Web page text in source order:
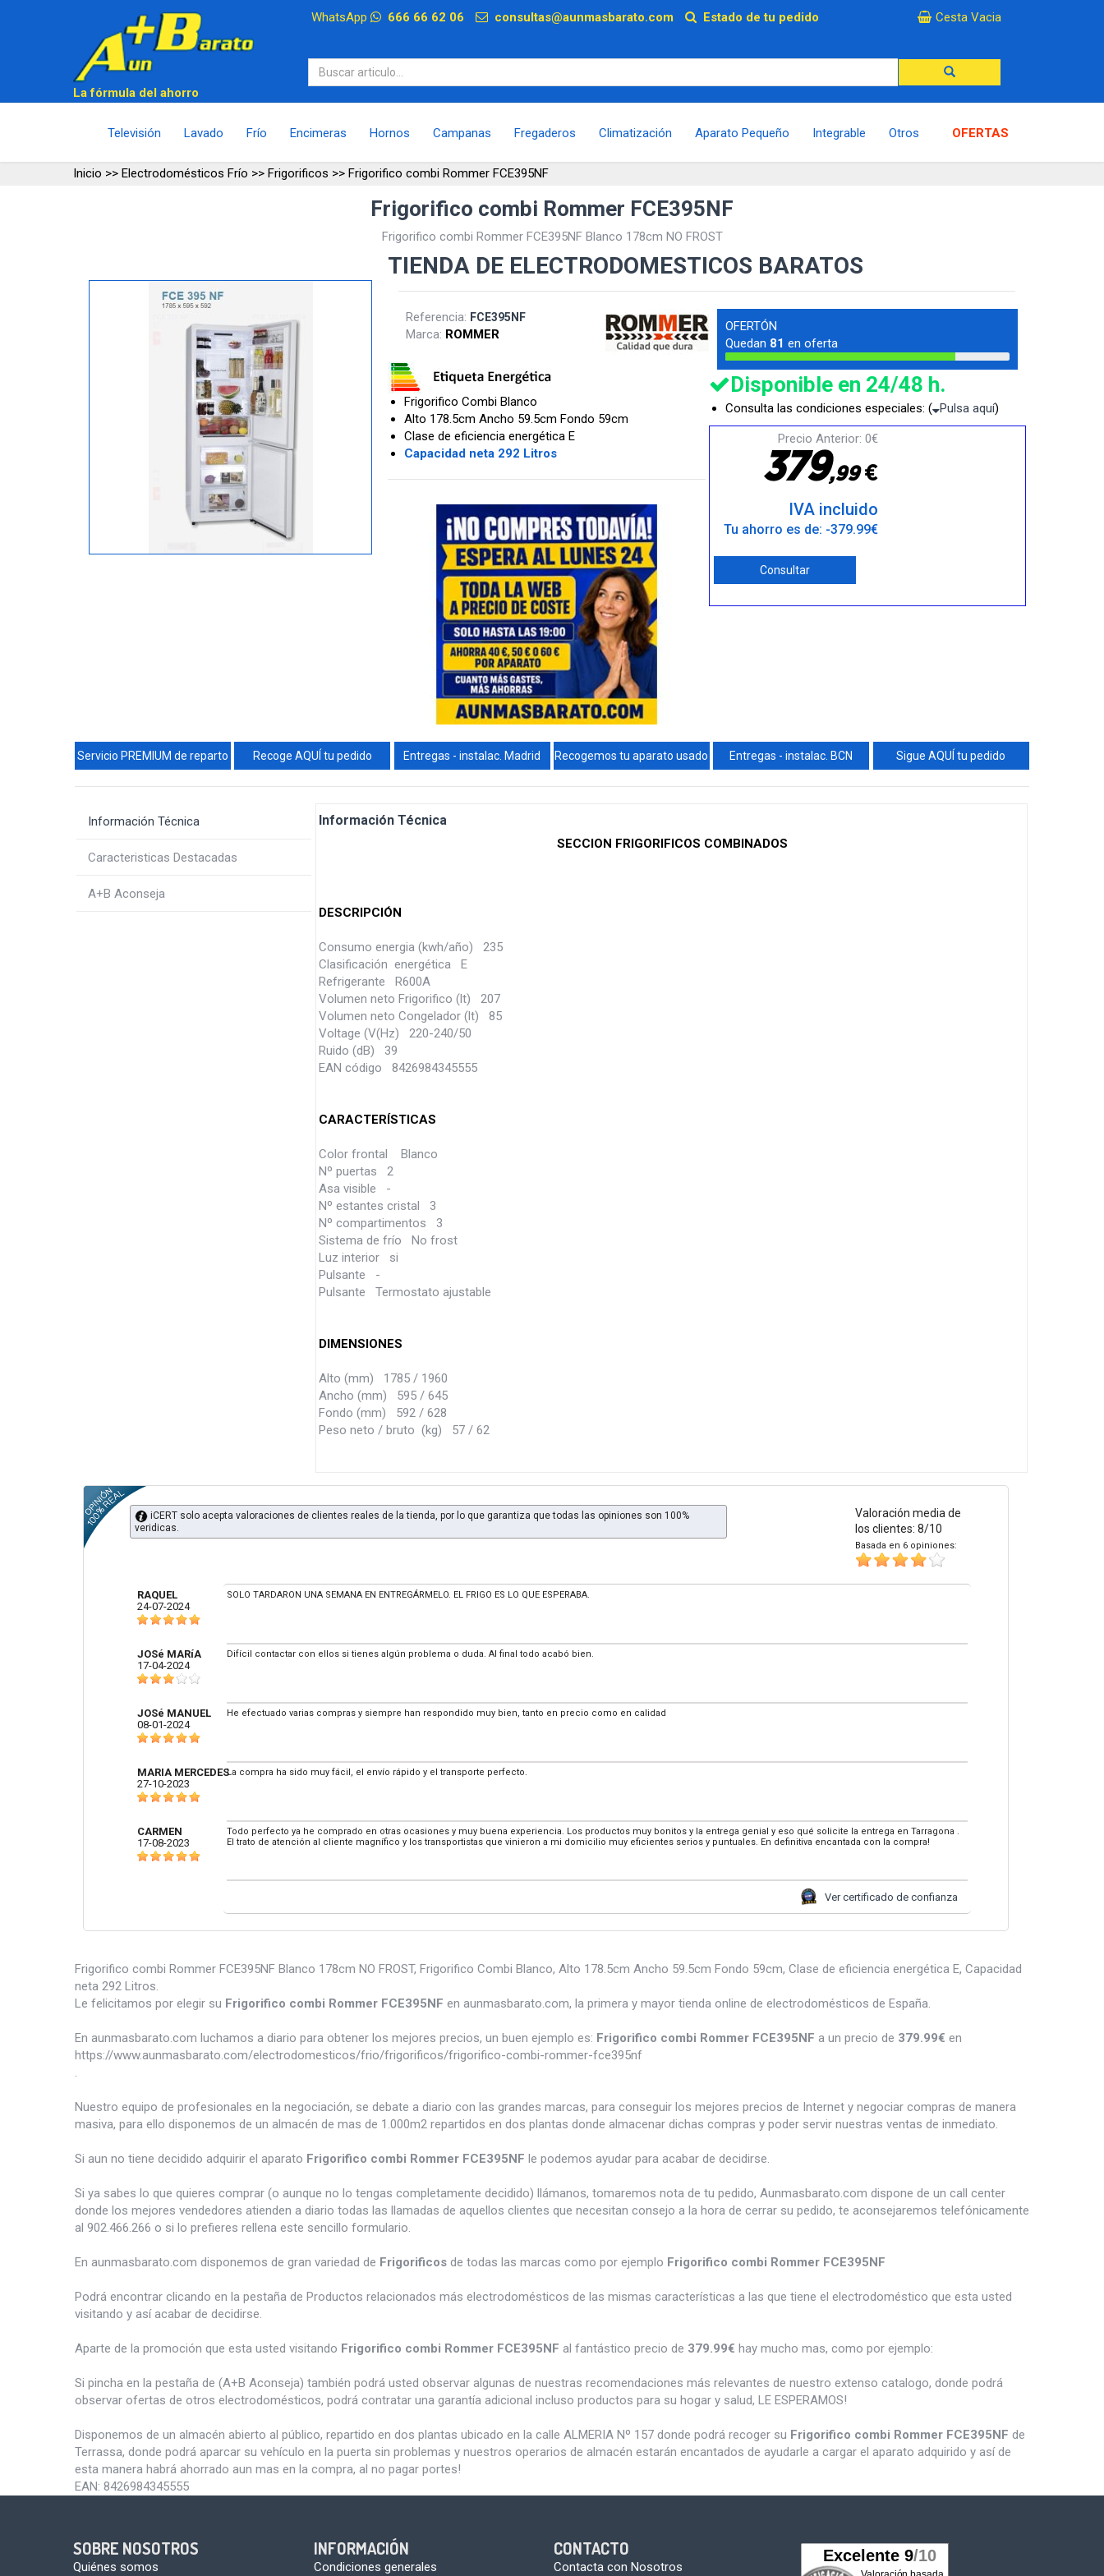
WhatsApp 666 66 62 06 consultas@aunmasbarato.com Estado de tu pedido Cesta Vacia
La fórmula del ahorro
Televisión Lavado Frío Encimeras Hornos Campanas Fregaderos Climatización Aparato Pequeño Integrable Otros OFERTAS
Inicio >> Electrodomésticos Frío >> Frigorificos >> Frigorifico combi Rommer FCE395NF
Frigorifico combi Rommer FCE395NF
Frigorifico combi Rommer FCE395NF Blanco 178cm NO FROST
TIENDA DE ELECTRODOMESTICOS BARATOS
Referencia: FCE395NF
Marca: ROMMER
Frigorifico Combi Blanco
Alto 178.5cm Ancho 59.5cm Fondo 59cm
Clase de eficiencia energética E
Capacidad neta 292 Litros
OFERTÓN
Quedan 81 en oferta
Disponible en 24/48 h.
Consulta las condiciones especiales: ( Pulsa aquí)
Precio Anterior: 0€
379,99€
IVA incluido
Tu ahorro es de: -379.99€
Consultar
Servicio PREMIUM de reparto Recoge AQUÍ tu pedido Entregas - instalac. Madrid Recogemos tu aparato usado Entregas - instalac. BCN Sigue AQUÍ tu pedido
Información Técnica
Caracteristicas Destacadas
A+B Aconseja
Información Técnica
SECCION FRIGORIFICOS COMBINADOS
DESCRIPCIÓN
Consumo energia (kwh/año) 235
Clasificación energética E
Refrigerante R600A
Volumen neto Frigorifico (lt) 207
Volumen neto Congelador (lt) 85
Voltage (V(Hz) 220-240/50
Ruido (dB) 39
EAN código 8426984345555
CARACTERÍSTICAS
Color frontal Blanco
Nº puertas 2
Asa visible -
Nº estantes cristal 3
Nº compartimentos 3
Sistema de frío No frost
Luz interior si
Pulsante -
Pulsante Termostato ajustable
DIMENSIONES
Alto (mm) 1785 / 1960
Ancho (mm) 595 / 645
Fondo (mm) 592 / 628
Peso neto / bruto (kg) 57 / 62
Valoración media de
los clientes: 8/10
Basada en 6 opiniones:
iCERT solo acepta valoraciones de clientes reales de la tienda, por lo que garantiza que todas las opiniones son 100%
veridicas.
RAQUEL
24-07-2024
SOLO TARDARON UNA SEMANA EN ENTREGÁRMELO. EL FRIGO ES LO QUE ESPERABA.
JOSé MARíA
17-04-2024
Difícil contactar con ellos si tienes algún problema o duda. Al final todo acabó bien.
JOSé MANUEL
08-01-2024
He efectuado varias compras y siempre han respondido muy bien, tanto en precio como en calidad
MARIA MERCEDES
27-10-2023
La compra ha sido muy fácil, el envío rápido y el transporte perfecto.
CARMEN
17-08-2023
Todo perfecto ya he comprado en otras ocasiones y muy buena experiencia. Los productos muy bonitos y la entrega genial y eso qué solicite la entrega en Tarragona .
El trato de atención al cliente magnífico y los transportistas que vinieron a mi domicilio muy eficientes serios y puntuales. En definitiva encantada con la compra!
Ver certificado de confianza
Frigorifico combi Rommer FCE395NF Blanco 178cm NO FROST, Frigorifico Combi Blanco, Alto 178.5cm Ancho 59.5cm Fondo 59cm, Clase de eficiencia energética E, Capacidad
neta 292 Litros.
Le felicitamos por elegir su Frigorifico combi Rommer FCE395NF en aunmasbarato.com, la primera y mayor tienda online de electrodomésticos de España.
En aunmasbarato.com luchamos a diario para obtener los mejores precios, un buen ejemplo es: Frigorifico combi Rommer FCE395NF a un precio de 379.99€ en
https://www.aunmasbarato.com/electrodomesticos/frio/frigorificos/frigorifico-combi-rommer-fce395nf
.
Nuestro equipo de profesionales en la negociación, se debate a diario con las grandes marcas, para conseguir los mejores precios de Internet y negociar compras de manera
masiva, para ello disponemos de un almacén de mas de 1.000m2 repartidos en dos plantas donde almacenar dichas compras y poder servir nuestras ventas de inmediato.
Si aun no tiene decidido adquirir el aparato Frigorifico combi Rommer FCE395NF le podemos ayudar para acabar de decidirse.
Si ya sabes lo que quieres comprar (o aunque no lo tengas completamente decidido) llámanos, tomaremos nota de tu pedido, Aunmasbarato.com dispone de un call center
donde los mejores vendedores atienden a diario todas las llamadas de aquellos clientes que necesitan consejo a la hora de cerrar su pedido, te aconsejaremos telefónicamente
al 902.466.266 o si lo prefieres rellena este sencillo formulario.
En aunmasbarato.com disponemos de gran variedad de Frigorificos de todas las marcas como por ejemplo Frigorifico combi Rommer FCE395NF
Podrá encontrar clicando en la pestaña de Productos relacionados más electrodomésticos de las mismas características a las que tiene el electrodoméstico que esta usted
visitando y así acabar de decidirse.
Aparte de la promoción que esta usted visitando Frigorifico combi Rommer FCE395NF al fantástico precio de 379.99€ hay mucho mas, como por ejemplo:
Si pincha en la pestaña de (A+B Aconseja) también podrá usted observar algunas de nuestras recomendaciones más relevantes de nuestro extenso catalogo, donde podrá
observar ofertas de otros electrodomésticos, podrá contratar una garantía adicional incluso productos para su hogar y salud, LE ESPERAMOS!
Disponemos de un almacén abierto al público, repartido en dos plantas ubicado en la calle ALMERIA Nº 157 donde podrá recoger su Frigorifico combi Rommer FCE395NF de
Terrassa, donde podrá aparcar su vehículo en la puerta sin problemas y nuestros operarios de almacén estarán encantados de ayudarle a cargar el aparato adquirido y así de
esta manera habrá ahorrado aun mas en la compra, al no pagar portes!
EAN: 8426984345555
SOBRE NOSOTROS
Quiénes somos
INFORMACIÓN
Condiciones generales
CONTACTO
Contacta con Nosotros